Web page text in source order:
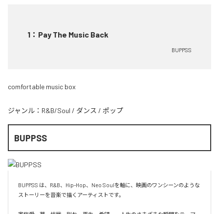
1 ： Pay The Music Back
BUPPSS
comfortable music box
ジャンル： R&B/Soul / ダンス / ポップ
BUPPSS
BUPPSS は、R&B、Hip-Hop、Neo Soulを軸に、映画のワンシーンのような
ストーリーを音楽で描くアーティストです。